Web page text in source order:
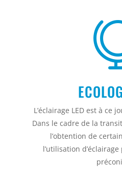
L’éclairage LED est à ce
Dans le cadre de la
l’obtention de
l’utilisation